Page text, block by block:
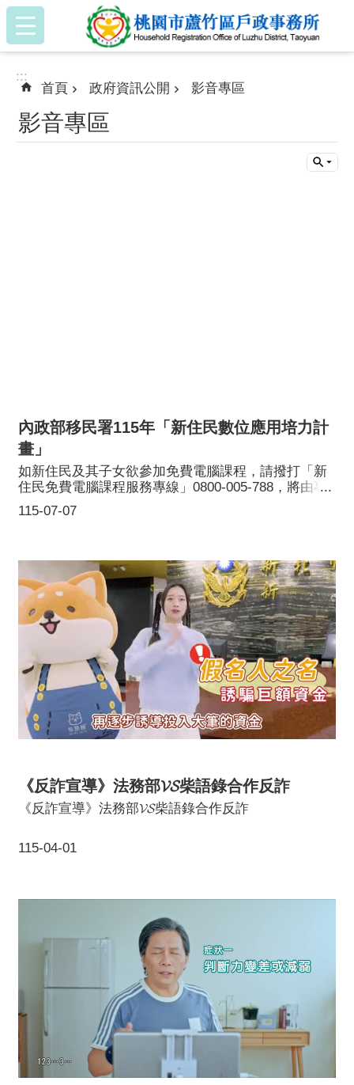
跳到主要內容區塊
:::
:::
首頁 政府資訊公開 影音專區
影音專區
內政部移民署115年「新住民數位應用培力計
畫」
115-07-07
如新住民及其子女欲參加免費電腦課程，請撥打「新
住民免費電腦課程服務專線」0800-005-788，將由專
人受理協助新住民課程諮詢及報名事宜；同時符合新
住民身分者，可免費借用平板電腦或筆記型電腦，撥
平板電腦或筆記型電腦將立即宅配到府，並享有每月
4G吃到飽行動網路；另若為低收入戶、中低收入戶特
殊境遇家庭或家中有身心障礙成員的新住民朋友，可
享有優先借用服務。
《反詐宣導》法務部𝓥𝓢柴語錄合作反詐
115-04-01
《反詐宣導》法務部𝓥𝓢柴語錄合作反詐